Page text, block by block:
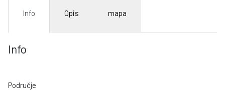
Info Opis mapa
Info
Područje